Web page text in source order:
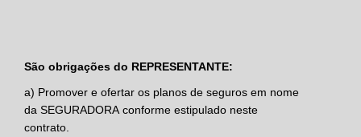
São obrigações do REPRESENTANTE:
a) Promover e ofertar os planos de seguros em nome
da SEGURADORA conforme estipulado neste
contrato.